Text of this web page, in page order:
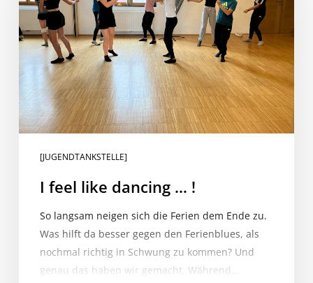
…
!
[JUGENDTANKSTELLE]
I feel like dancing … !
So langsam neigen sich die Ferien dem Ende zu.
Was hilft da besser gegen den Ferienblues, als
nochmal richtig in Schwung zu kommen? Und
genau das haben wir gemacht. Während…